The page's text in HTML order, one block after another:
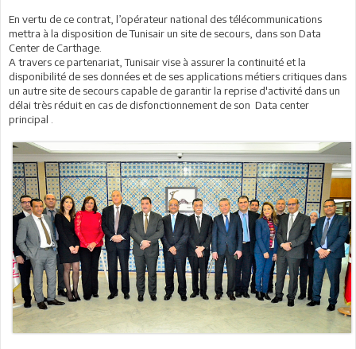
En vertu de ce contrat, l’opérateur national des télécommunications
mettra à la disposition de Tunisair un site de secours, dans son Data
Center de Carthage.
A travers ce partenariat, Tunisair vise à assurer la continuité et la
disponibilité de ses données et de ses applications métiers critiques dans
un autre site de secours capable de garantir la reprise d'activité dans un
délai très réduit en cas de disfonctionnement de son Data center
principal .